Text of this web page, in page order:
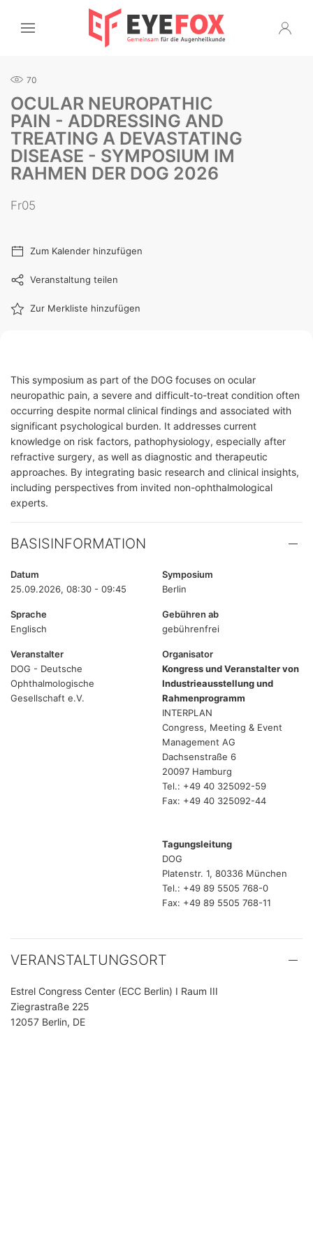
70
OCULAR NEUROPATHIC
PAIN - ADDRESSING AND
TREATING A DEVASTATING
DISEASE - SYMPOSIUM IM
RAHMEN DER DOG 2026
Fr05
Zum Kalender hinzufügen
Veranstaltung teilen
Zur Merkliste hinzufügen
This symposium as part of the DOG focuses on ocular
neuropathic pain, a severe and difficult-to-treat condition often
occurring despite normal clinical findings and associated with
significant psychological burden. It addresses current
knowledge on risk factors, pathophysiology, especially after
refractive surgery, as well as diagnostic and therapeutic
approaches. By integrating basic research and clinical insights,
including perspectives from invited non-ophthalmological
experts.
BASISINFORMATION
Datum
25.09.2026, 08:30 - 09:45
Symposium
Berlin
Sprache
Englisch
Gebühren ab
gebührenfrei
Veranstalter
DOG - Deutsche
Ophthalmologische
Gesellschaft e.V.
Organisator
Kongress und Veranstalter von
Industrieausstellung und
Rahmenprogramm
INTERPLAN
Congress, Meeting & Event
Management AG
Dachsenstraße 6
20097 Hamburg
Tel.: +49 40 325092-59
Fax: +49 40 325092-44
Tagungsleitung
DOG
Platenstr. 1, 80336 München
Tel.: +49 89 5505 768-0
Fax: +49 89 5505 768-11
VERANSTALTUNGSORT
Estrel Congress Center (ECC Berlin) I Raum III
Ziegrastraße 225
12057 Berlin, DE